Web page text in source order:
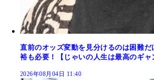
直前のオッズ変動を見分けるのは困難
裕も必要！【じゃいの人生は最高のギャ
2026年08月04日 11:40